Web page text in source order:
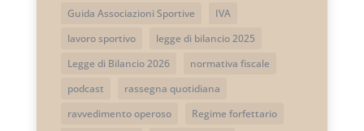
Guida Associazioni Sportive
IVA
lavoro sportivo
legge di bilancio 2025
Legge di Bilancio 2026
normativa fiscale
podcast
rassegna quotidiana
ravvedimento operoso
Regime forfettario